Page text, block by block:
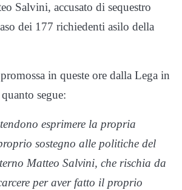
Salvini, accusato di sequestro
dei 177 richiedenti asilo della
in queste ore dalla Lega in
segue:
esprimere la propria
sostegno alle politiche del
Matteo Salvini, che rischia da
per aver fatto il proprio